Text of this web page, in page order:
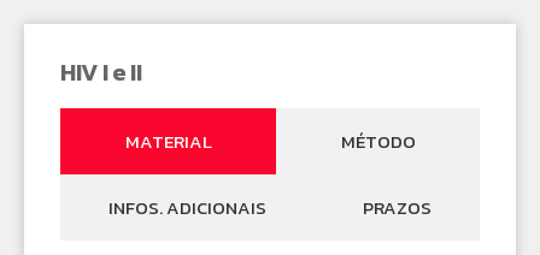
HIV I e II
MATERIAL MÉTODO
INFOS. ADICIONAIS PRAZOS